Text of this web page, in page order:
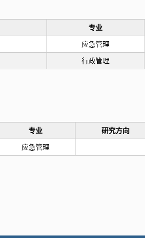
专业
应急管理
行政管理
专业 研究方向
应急管理